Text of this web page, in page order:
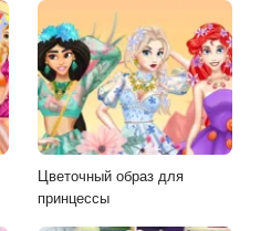
Цветочный образ для
принцессы